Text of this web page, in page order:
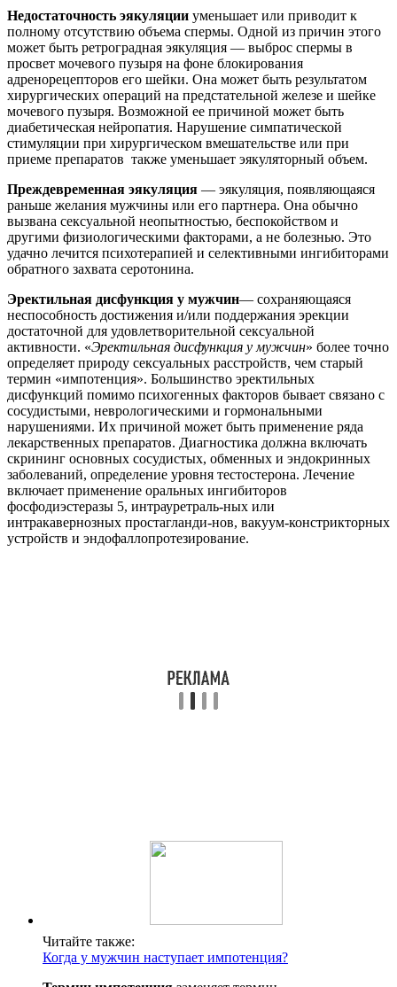
Недостаточность эякуляции уменьшает или приводит к
полному отсутствию объема спермы. Одной из причин этого
может быть ретроградная эякуляция — выброс спермы в
просвет мочевого пузыря на фоне блокирования
адренорецепторов его шейки. Она может быть результатом
хирургических операций на предстательной железе и шейке
мочевого пузыря. Возможной ее причиной может быть
диабетическая нейропатия. Нарушение симпатической
стимуляции при хирургическом вмешательстве или при
приеме препаратов также уменьшает эякуляторный объем.
Преждевременная эякуляция — эякуляция, появляющаяся
раньше желания мужчины или его партнера. Она обычно
вызвана сексуальной неопытностью, беспокойством и
другими физиологическими факторами, а не болезнью. Это
удачно лечится психотерапией и селективными ингибиторами
обратного захвата серотонина.
Эректильная дисфункция у мужчин— сохраняющаяся
неспособность достижения и/или поддержания эрекции
достаточной для удовлетворительной сексуальной
активности. «Эректильная дисфункция у мужчин» более точно
определяет природу сексуальных расстройств, чем старый
термин «импотенция». Большинство эректильных
дисфункций помимо психогенных факторов бывает связано с
сосудистыми, неврологическими и гормональными
нарушениями. Их причиной может быть применение ряда
лекарственных препаратов. Диагностика должна включать
скрининг основных сосудистых, обменных и эндокринных
заболеваний, определение уровня тестостерона. Лечение
включает применение оральных ингибиторов
фосфодиэстеразы 5, интрауретраль-ных или
интракавернозных простагланди-нов, вакуум-констрикторных
устройств и эндофаллопротезирование.
Читайте также:
Когда у мужчин наступает импотенция?